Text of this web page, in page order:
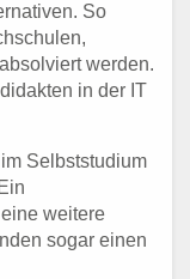
So
werden.
in der IT
Selbststudium
weitere
sogar einen